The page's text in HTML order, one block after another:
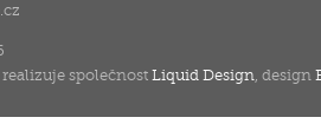
realizuje společnostLiquid Design , design